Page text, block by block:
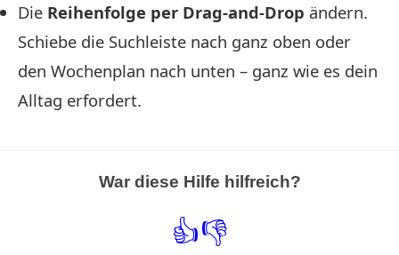
Die Reihenfolge per Drag-and-Drop ändern.
Schiebe die Suchleiste nach ganz oben oder
den Wochenplan nach unten – ganz wie es dein
Alltag erfordert.
War diese Hilfe hilfreich?
👍👎